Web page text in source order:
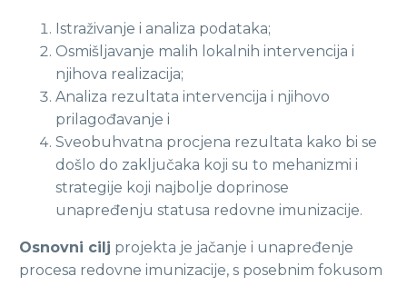
Istraživanje i analiza podataka;
Osmišljavanje malih lokalnih intervencija i
njihova realizacija;
Analiza rezultata intervencija i njihovo
prilagođavanje i
Sveobuhvatna procjena rezultata kako bi se
došlo do zaključaka koji su to mehanizmi i
strategije koji najbolje doprinose
unapređenju statusa redovne imunizacije.
Osnovni cilj projekta je jačanje i unapređenje
procesa redovne imunizacije, s posebnim fokusom